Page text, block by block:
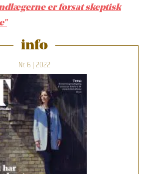
er forsat skeptisk
info
Nr. 6 | 2022